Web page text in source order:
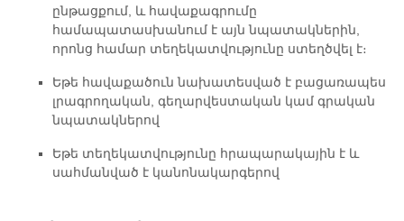
ընթացքում, և հավաքագրումը
համապատասխանում է այն նպատակներին,
որոնց համար տեղեկատվությունը ստեղծվել է։
Եթե ​​հավաքածուն նախատեսված է բացառապես
լրագրողական, գեղարվեստական ​​կամ գրական
նպատակներով
Եթե ​​տեղեկատվությունը հրապարակային է և
սահմանված է կանոնակարգերով